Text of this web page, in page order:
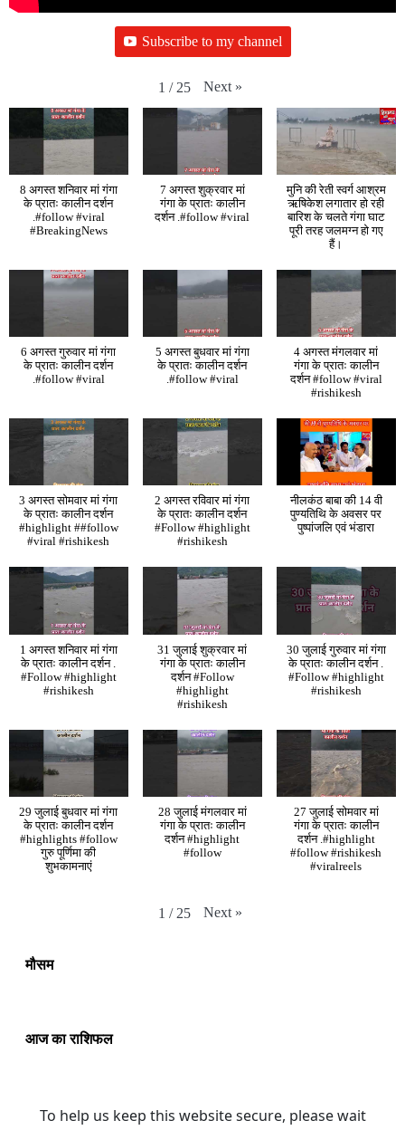
Subscribe to my channel
1 / 25 Next »
8 अगस्त शनिवार मां गंगा
के प्रातः कालीन दर्शन
.#follow #viral
#BreakingNews
7 अगस्त शुक्रवार मां
गंगा के प्रातः कालीन
दर्शन .#follow #viral
मुनि की रेती स्वर्ग आश्रम
ऋषिकेश लगातार हो रही
बारिश के चलते गंगा घाट
पूरी तरह जलमग्न हो गए
हैं।
6 अगस्त गुरुवार मां गंगा
के प्रातः कालीन दर्शन
.#follow #viral
5 अगस्त बुधवार मां गंगा
के प्रातः कालीन दर्शन
.#follow #viral
4 अगस्त मंगलवार मां
गंगा के प्रातः कालीन
दर्शन #follow #viral
#rishikesh
3 अगस्त सोमवार मां गंगा
के प्रातः कालीन दर्शन
#highlight ##follow
#viral #rishikesh
2 अगस्त रविवार मां गंगा
के प्रातः कालीन दर्शन
#Follow #highlight
#rishikesh
नीलकंठ बाबा की 14 वी
पुण्यतिथि के अवसर पर
पुष्पांजलि एवं भंडारा
1 अगस्त शनिवार मां गंगा
के प्रातः कालीन दर्शन .
#Follow #highlight
#rishikesh
31 जुलाई शुक्रवार मां
गंगा के प्रातः कालीन
दर्शन #Follow
#highlight
#rishikesh
30 जुलाई गुरुवार मां गंगा
के प्रातः कालीन दर्शन .
#Follow #highlight
#rishikesh
29 जुलाई बुधवार मां गंगा
के प्रातः कालीन दर्शन
#highlights #follow
गुरु पूर्णिमा की
शुभकामनाएं
28 जुलाई मंगलवार मां
गंगा के प्रातः कालीन
दर्शन #highlight
#follow
27 जुलाई सोमवार मां
गंगा के प्रातः कालीन
दर्शन .#highlight
#follow #rishikesh
#viralreels
1 / 25 Next »
मौसम
आज का राशिफल